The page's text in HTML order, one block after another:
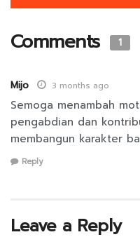
Comments 1
Mijo 3 months ago
Semoga menambah
pengabdian dan
membangun karakter
Reply
Leave a Reply